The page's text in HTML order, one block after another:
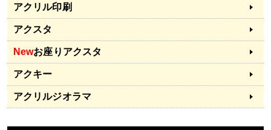
アクリル印刷
アクスタ
Newお座りアクスタ
アクキー
アクリルジオラマ